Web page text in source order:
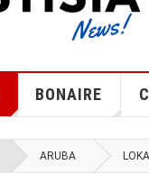
BONAIRE
ARUBA